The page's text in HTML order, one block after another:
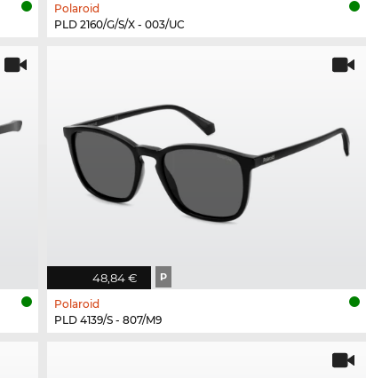
Polaroid
PLD 2160/G/S/X - 003/UC
48,84 € P
Polaroid
PLD 4139/S - 807/M9